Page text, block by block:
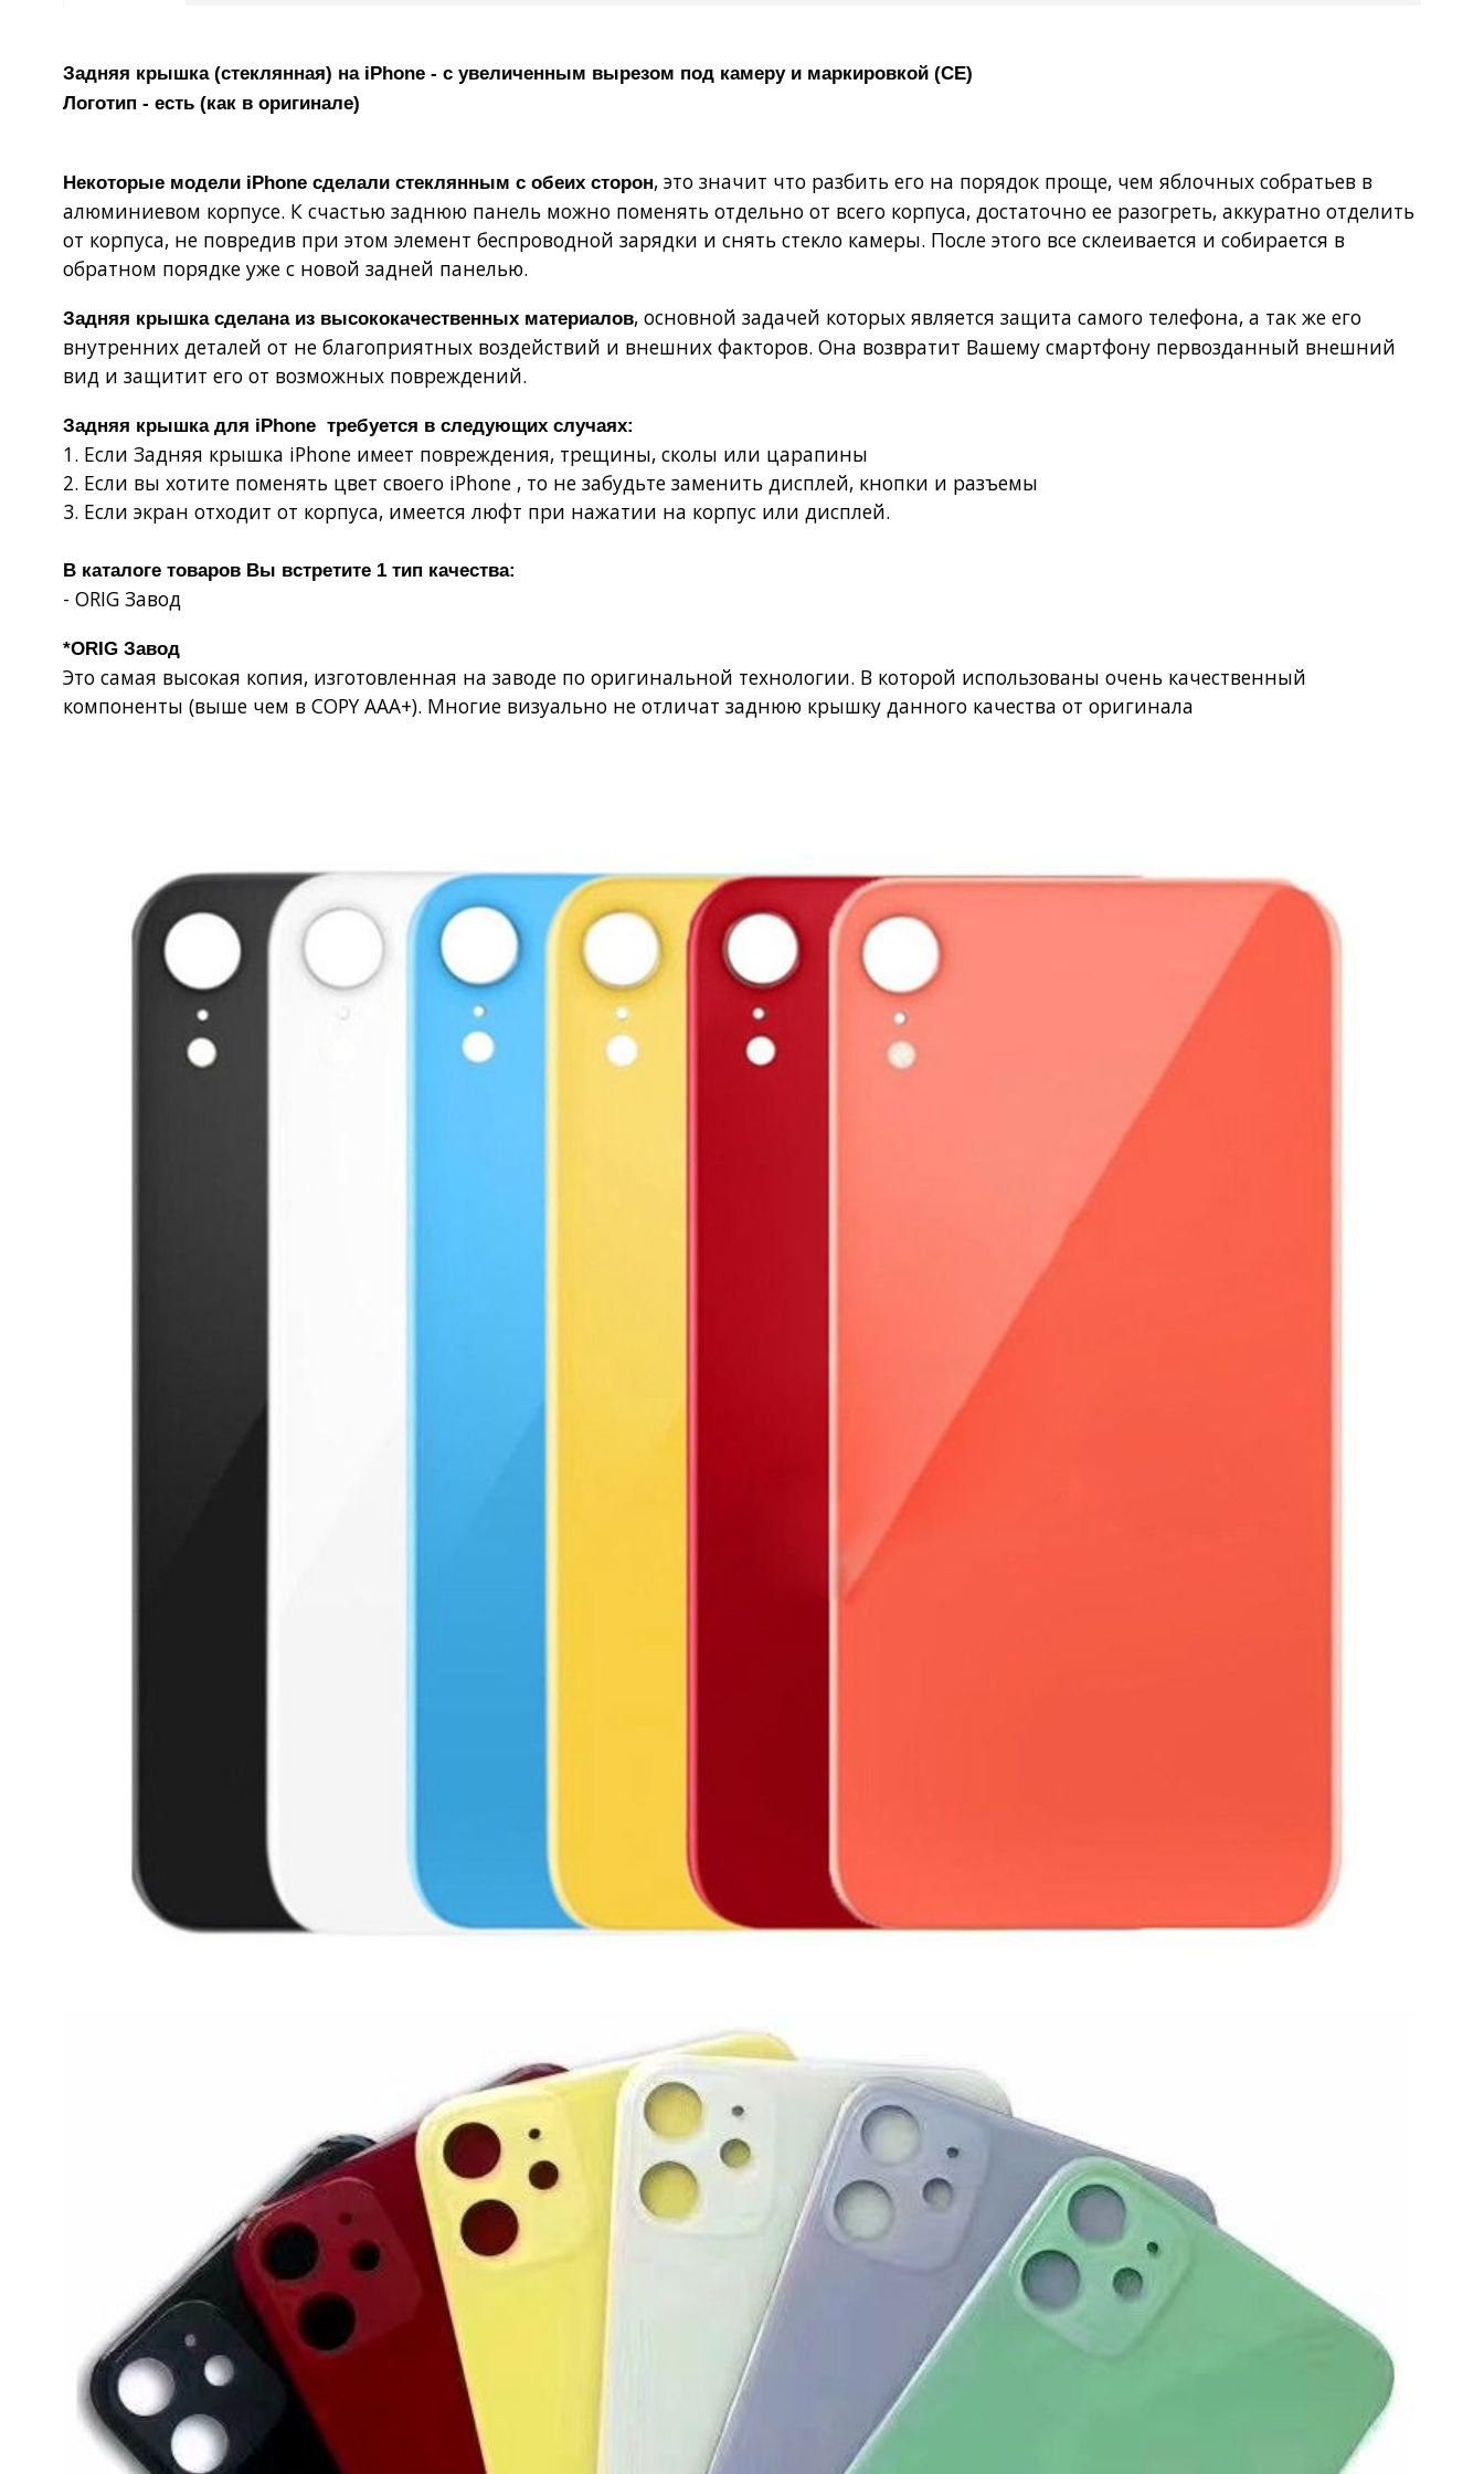
Задняя крышка (стеклянная) на iPhone - с увеличенным вырезом под камеру и маркировкой (СЕ)
Логотип - есть (как в оригинале)
Некоторые модели iPhone сделали стеклянным с обеих сторон, это значит что разбить его на порядок проще, чем яблочных собратьев в
алюминиевом корпусе. К счастью заднюю панель можно поменять отдельно от всего корпуса, достаточно ее разогреть, аккуратно отделить
от корпуса, не повредив при этом элемент беспроводной зарядки и снять стекло камеры. После этого все склеивается и собирается в
обратном порядке уже с новой задней панелью.
Задняя крышка сделана из высококачественных материалов, основной задачей которых является защита самого телефона, а так же его
внутренних деталей от не благоприятных воздействий и внешних факторов. Она возвратит Вашему смартфону первозданный внешний
вид и защитит его от возможных повреждений.
Задняя крышка для iPhone требуется в следующих случаях:
1. Если Задняя крышка iPhone имеет повреждения, трещины, сколы или царапины
2. Если вы хотите поменять цвет своего iPhone , то не забудьте заменить дисплей, кнопки и разъемы
3. Если экран отходит от корпуса, имеется люфт при нажатии на корпус или дисплей.
В каталоге товаров Вы встретите 1 тип качества:
- ORIG Завод
*ORIG Завод
Это самая высокая копия, изготовленная на заводе по оригинальной технологии. В которой использованы очень качественный
компоненты (выше чем в COPY AAA+). Многие визуально не отличат заднюю крышку данного качества от оригинала